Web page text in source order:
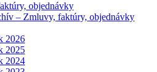
objednávky
– Zmluvy, faktúry, objednávky
2026
2025
2024